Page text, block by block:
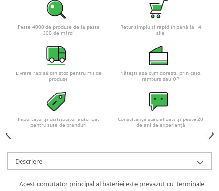
Prize de incarcare vehicule
electrice
Turbine eoliene pentru casă
Acumulatori VRLA AGM/GEL /
Tractiune / LiFePo4
Baterii si acumulatori gel si VRLA
Baterii si acumulatori AGM VRLA
de 6-12 V
GEL
AGM
Li-Ion
Peste 4000 de produse de la peste
300 de mărci
Retur simplu și rapid în până la 14
zile
Livrare rapidă din stoc pentru mii de
produse
Plătești așa cum dorești, prin card,
ramburs sau OP
Importator și distribuitor autorizat
pentru sute de branduri
Consultanță specializată și peste 20
de ani de experiență
Descriere
Acest comutator principal al bateriei este prevazut cu terminale